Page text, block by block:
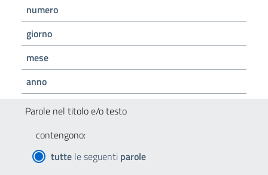
numero
giorno
mese
anno
Parole nel titolo e/o testo
contengono:
tutte le seguenti parole